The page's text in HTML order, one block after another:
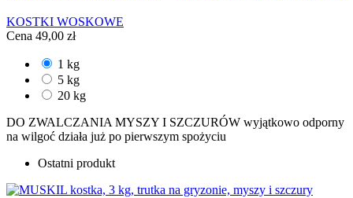
KOSTKI WOSKOWE
Cena 49,00 zł
1 kg
5 kg
20 kg
DO ZWALCZANIA MYSZY I SZCZURÓW wyjątkowo odporny
na wilgoć działa już po pierwszym spożyciu
Ostatni produkt